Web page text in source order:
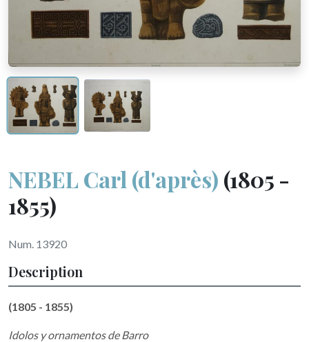
NEBEL Carl (d'après) (1805 -
1855)
Num. 13920
Description
(1805 - 1855)
Idolos y ornamentos de Barro